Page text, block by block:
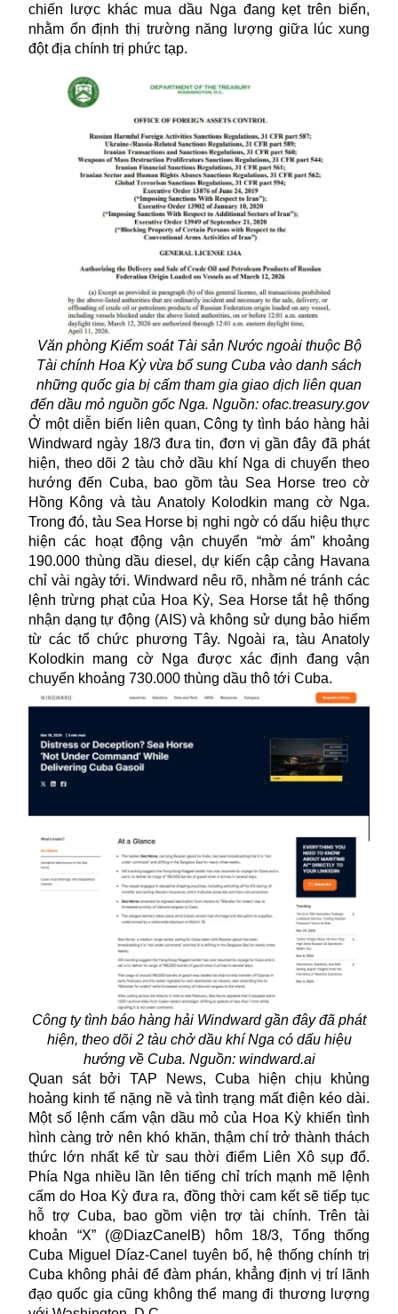
chiến lược khác mua dầu Nga đang kẹt trên biển,
nhằm ổn định thị trường năng lượng giữa lúc xung
đột địa chính trị phức tạp.
Văn phòng Kiểm soát Tài sản Nước ngoài thuộc Bộ
Tài chính Hoa Kỳ vừa bổ sung Cuba vào danh sách
những quốc gia bị cấm tham gia giao dịch liên quan
đến dầu mỏ nguồn gốc Nga. Nguồn: ofac.treasury.gov
Ở một diễn biến liên quan, Công ty tình báo hàng hải
Windward ngày 18/3 đưa tin, đơn vị gần đây đã phát
hiện, theo dõi 2 tàu chở dầu khí Nga di chuyển theo
hướng đến Cuba, bao gồm tàu Sea Horse treo cờ
Hồng Kông và tàu Anatoly Kolodkin mang cờ Nga.
Trong đó, tàu Sea Horse bị nghi ngờ có dấu hiệu thực
hiện các hoạt động vận chuyển “mờ ám” khoảng
190.000 thùng dầu diesel, dự kiến cập cảng Havana
chỉ vài ngày tới. Windward nêu rõ, nhằm né tránh các
lệnh trừng phạt của Hoa Kỳ, Sea Horse tắt hệ thống
nhận dạng tự động (AIS) và không sử dụng bảo hiểm
từ các tổ chức phương Tây. Ngoài ra, tàu Anatoly
Kolodkin mang cờ Nga được xác định đang vận
chuyển khoảng 730.000 thùng dầu thô tới Cuba.
Công ty tình báo hàng hải Windward gần đây đã phát
hiện, theo dõi 2 tàu chở dầu khí Nga có dấu hiệu
hướng về Cuba. Nguồn: windward.ai
Quan sát bởi TAP News, Cuba hiện chịu khủng
hoảng kinh tế nặng nề và tình trạng mất điện kéo dài.
Một số lệnh cấm vận dầu mỏ của Hoa Kỳ khiến tình
hình càng trở nên khó khăn, thậm chí trở thành thách
thức lớn nhất kể từ sau thời điểm Liên Xô sụp đổ.
Phía Nga nhiều lần lên tiếng chỉ trích mạnh mẽ lệnh
cấm do Hoa Kỳ đưa ra, đồng thời cam kết sẽ tiếp tục
hỗ trợ Cuba, bao gồm viện trợ tài chính. Trên tài
khoản “X” (@DiazCanelB) hôm 18/3, Tổng thống
Cuba Miguel Díaz-Canel tuyên bố, hệ thống chính trị
Cuba không phải để đàm phán, khẳng định vị trí lãnh
đạo quốc gia cũng không thể mang đi thương lượng